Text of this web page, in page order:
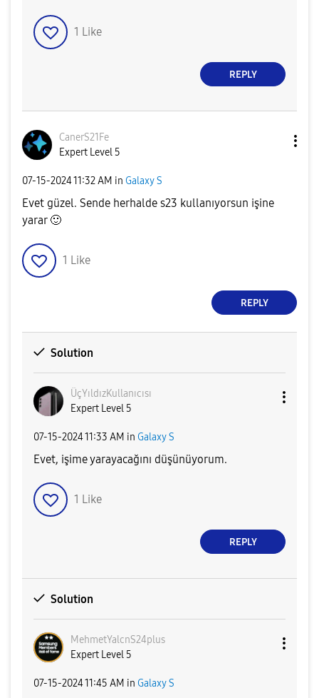
1 Like
REPLY
CanerS21Fe
Expert Level 5
‎07-15-202411:32 AM in Galaxy S
Evet güzel. Sende herhalde s23 kullanıyorsun işine
yarar 🙂
1 Like
REPLY
Solution
ÜçYıldızKullanıcısı
Expert Level 5
‎07-15-202411:33 AM in Galaxy S
Evet, işime yarayacağını düşünüyorum.
1 Like
REPLY
Solution
MehmetYalcnS24plus
Expert Level 5
‎07-15-202411:45 AM in Galaxy S